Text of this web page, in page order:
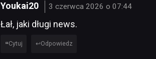
Youkai20 3 czerwca 2026 o 07:44
Łał, jaki długi news.
Cytuj Odpowiedz